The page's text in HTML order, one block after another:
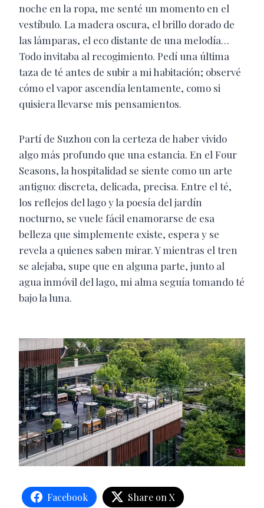
noche en la ropa, me senté un momento en el
vestíbulo. La madera oscura, el brillo dorado de
las lámparas, el eco distante de una melodía…
Todo invitaba al recogimiento. Pedí una última
taza de té antes de subir a mi habitación; observé
cómo el vapor ascendía lentamente, como si
quisiera llevarse mis pensamientos.
Partí de Suzhou con la certeza de haber vivido
algo más profundo que una estancia. En el Four
Seasons, la hospitalidad se siente como un arte
antiguo: discreta, delicada, precisa. Entre el té,
los reflejos del lago y la poesía del jardín
nocturno, se vuele fácil enamorarse de esa
belleza que simplemente existe, espera y se
revela a quienes saben mirar. Y mientras el tren
se alejaba, supe que en alguna parte, junto al
agua inmóvil del lago, mi alma seguía tomando té
bajo la luna.
Facebook Share on X